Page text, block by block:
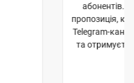
абонентів.
пропозиція,
Telegram-
та